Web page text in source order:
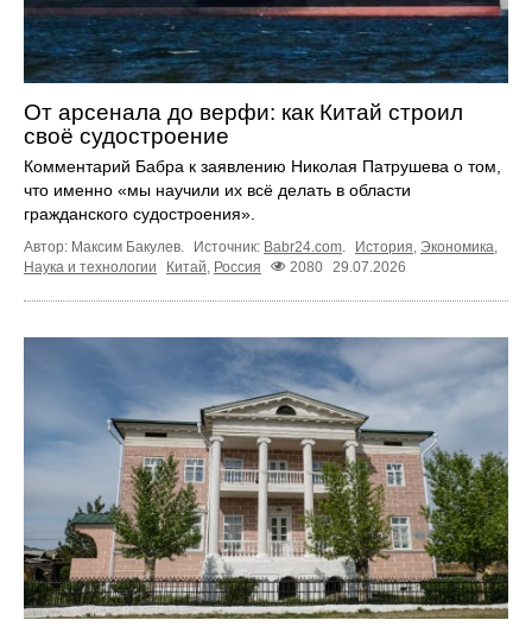
От арсенала до верфи: как Китай строил
своё судостроение
Комментарий Бабра к заявлению Николая Патрушева о том,
что именно «мы научили их всё делать в области
гражданского судостроения».
Автор: Максим Бакулев. Источник: Babr24.com. История, Экономика,
Наука и технологии
Китай, Россия 2080 29.07.2026